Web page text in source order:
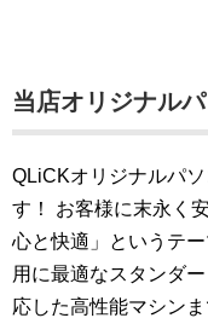
当店オリジナル
QLiCKオリジナルパ
す！
お客様に末永く
心と快適」というテ
用に最適なスタンダ
応した高性能マシン